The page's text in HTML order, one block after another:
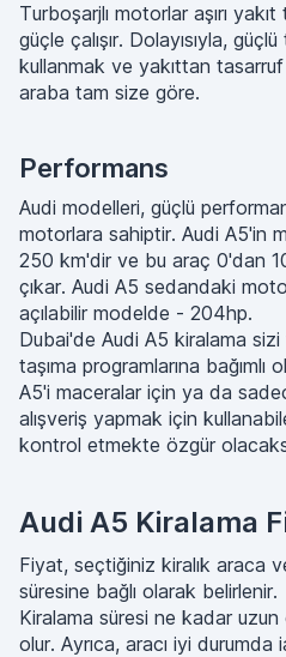
Turboşarjlı motorlar aşırı
güçle çalışır. Dolayısıyla,
kullanmak ve yakıttan
araba tam size göre.
Performans
Audi modelleri, güçlü
motorlara sahiptir. Audi A5'in
250 km'dir ve bu araç 0'dan
çıkar. Audi A5 sedandaki
açılabilir modelde - 204hp․
Dubai'de Audi A5 kiralama
taşıma programlarına
A5'i maceralar için ya da
alışveriş yapmak için
kontrol etmekte özgür
Audi A5 Kiralama
Fiyat, seçtiğiniz kiralık araca
süresine bağlı olarak belirlenir.
Kiralama süresi ne kadar
olur. Ayrıca, aracı iyi